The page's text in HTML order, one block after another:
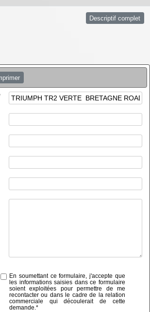
Descriptif complet
En soumettant ce formulaire, j'accepte que
les informations saisies dans ce formulaire
soient exploitées pour permettre de me
recontacter ou dans le cadre de la relation
commerciale qui découlerait de cette
demande.*